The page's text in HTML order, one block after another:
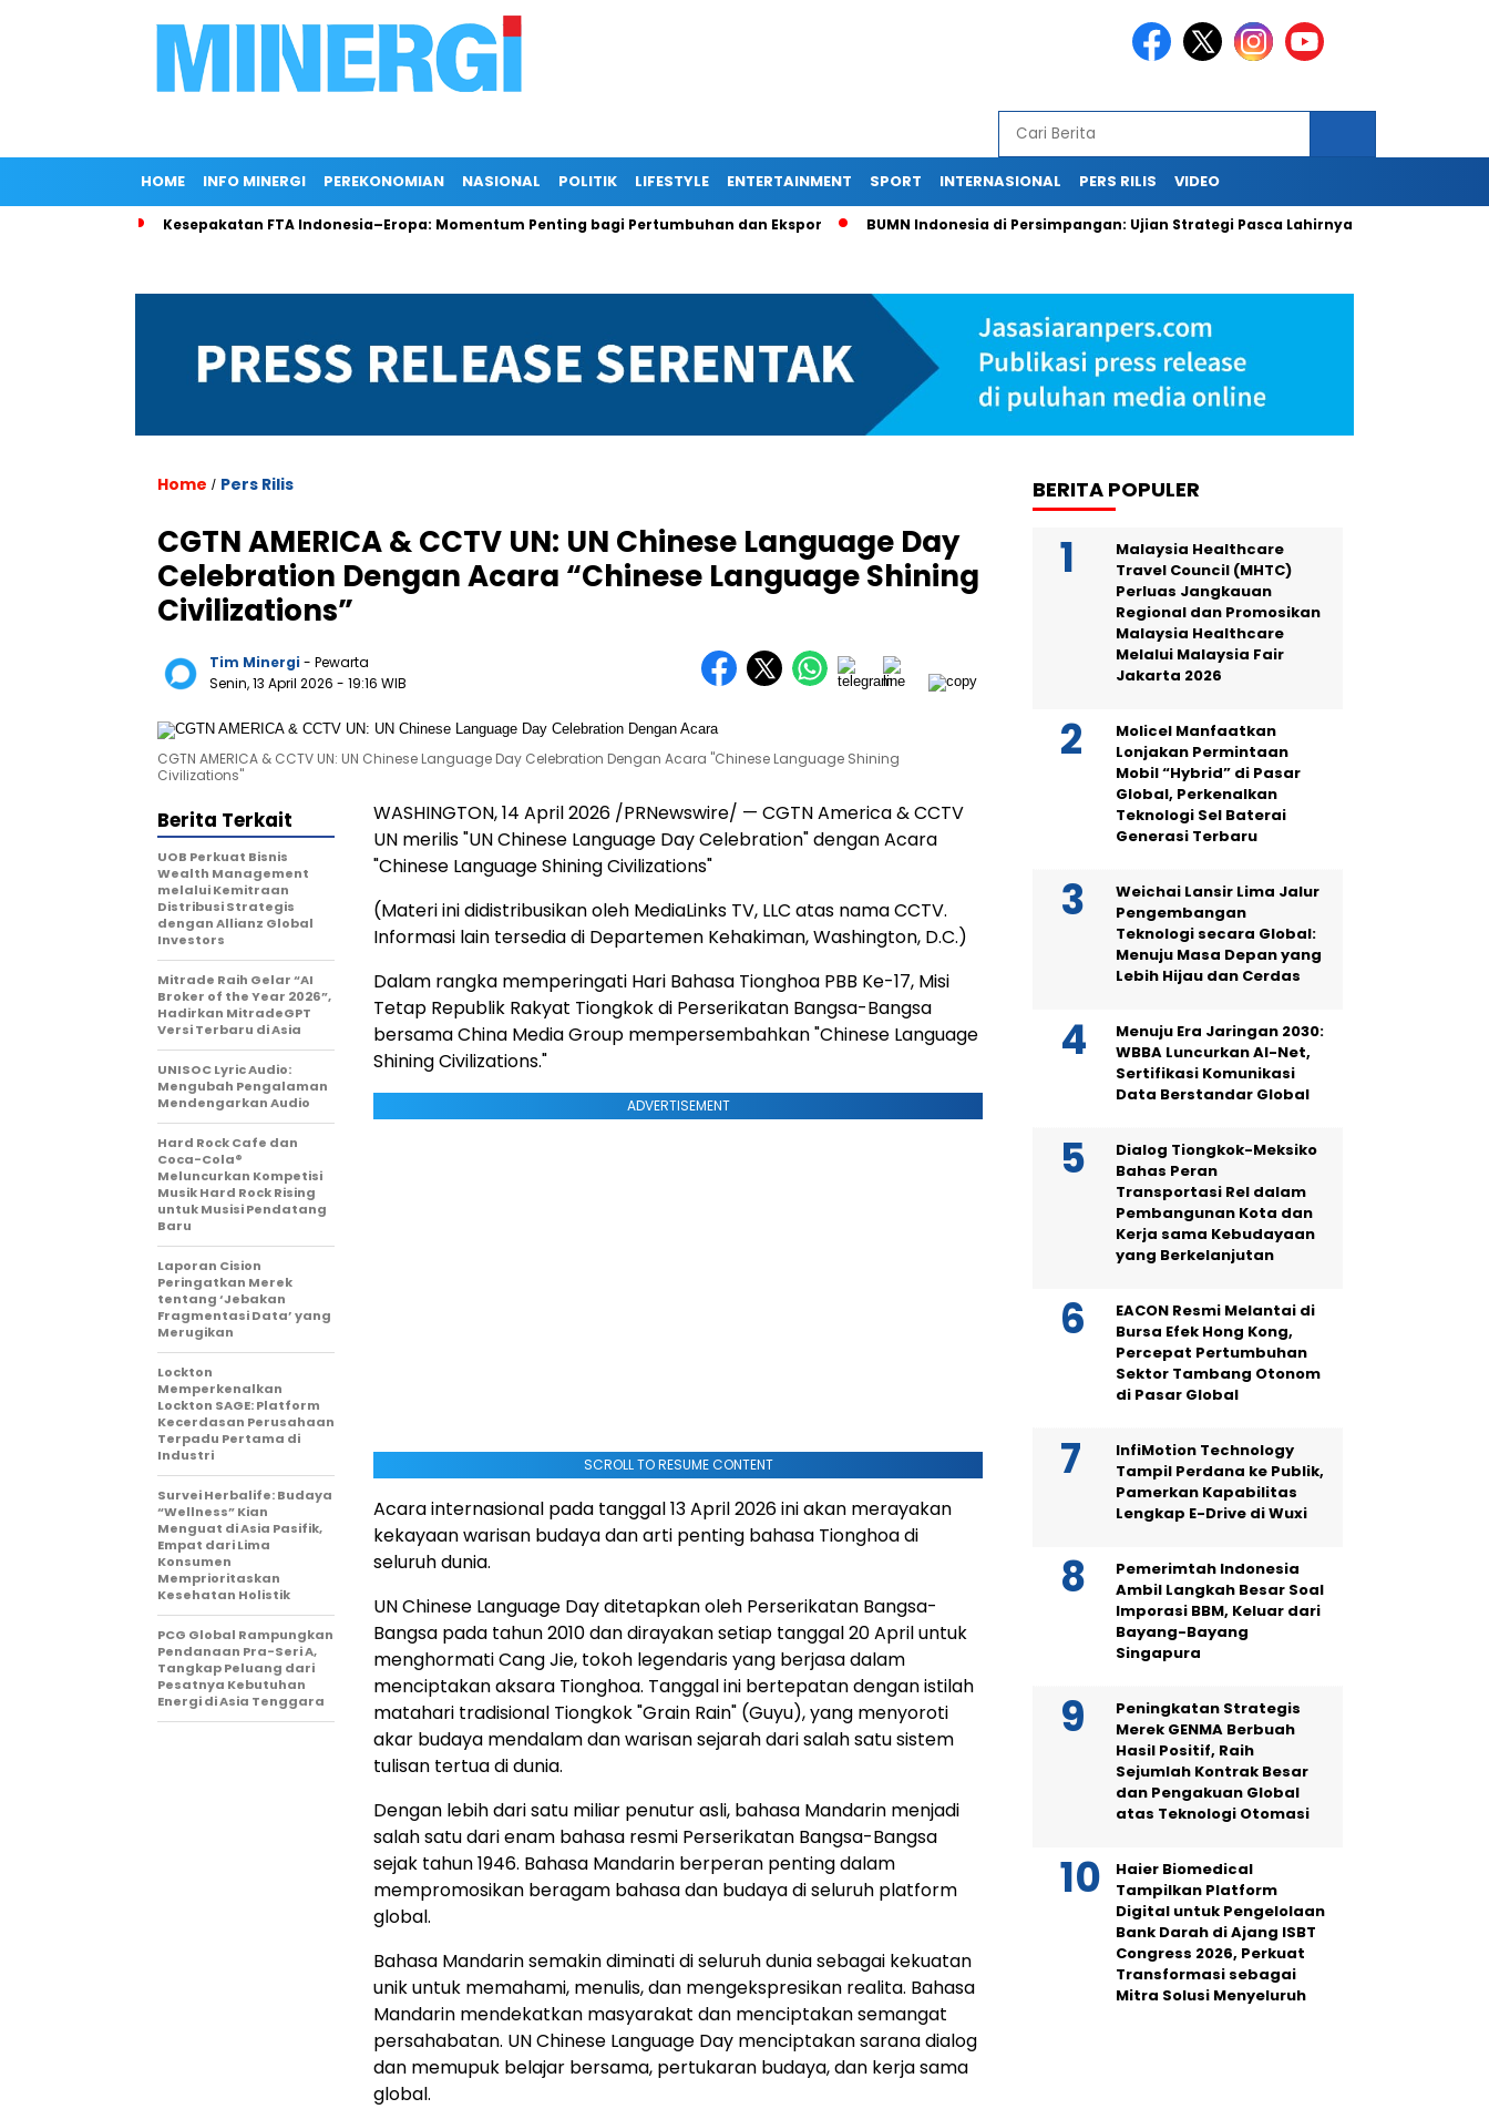
HOME INFO MINERGI PEREKONOMIAN NASIONAL POLITIK LIFESTYLE ENTERTAINMENT SPORT INTERNASIONAL PERS RILIS VIDEO
Kesepakatan FTA Indonesia–Eropa: Momentum Penting bagi Pertumbuhan dan Ekspor BUMN Indonesia di Persimpangan: Ujian Strategi Pasca Lahirnya Danantara
Home / Pers Rilis
CGTN AMERICA & CCTV UN: UN Chinese Language Day
Celebration Dengan Acara “Chinese Language Shining
Civilizations”
Tim Minergi - Pewarta
Senin, 13 April 2026 - 19:16 WIB
CGTN AMERICA & CCTV UN: UN Chinese Language Day Celebration Dengan Acara "Chinese Language Shining
Civilizations"
WASHINGTON,14 April 2026 /PRNewswire/ — CGTN America & CCTV
UN merilis "UN Chinese Language Day Celebration" dengan Acara
"Chinese Language Shining Civilizations"
(Materi ini didistribusikan oleh MediaLinks TV, LLC atas nama CCTV.
Informasi lain tersedia di Departemen Kehakiman, Washington, D.C.)
Dalam rangka memperingati Hari Bahasa Tionghoa PBB Ke-17, Misi
Tetap Republik Rakyat Tiongkok di Perserikatan Bangsa-Bangsa
bersama China Media Group mempersembahkan "Chinese Language
Shining Civilizations."
ADVERTISEMENT
SCROLL TO RESUME CONTENT
Acara internasional pada tanggal 13 April 2026 ini akan merayakan
kekayaan warisan budaya dan arti penting bahasa Tionghoa di
seluruh dunia.
UN Chinese Language Day ditetapkan oleh Perserikatan Bangsa-
Bangsa pada tahun 2010 dan dirayakan setiap tanggal 20 April untuk
menghormati Cang Jie, tokoh legendaris yang berjasa dalam
menciptakan aksara Tionghoa. Tanggal ini bertepatan dengan istilah
matahari tradisional Tiongkok "Grain Rain" (Guyu), yang menyoroti
akar budaya mendalam dan warisan sejarah dari salah satu sistem
tulisan tertua di dunia.
Dengan lebih dari satu miliar penutur asli, bahasa Mandarin menjadi
salah satu dari enam bahasa resmi Perserikatan Bangsa-Bangsa
sejak tahun 1946. Bahasa Mandarin berperan penting dalam
mempromosikan beragam bahasa dan budaya di seluruh platform
global.
Bahasa Mandarin semakin diminati di seluruh dunia sebagai kekuatan
unik untuk memahami, menulis, dan mengekspresikan realita. Bahasa
Mandarin mendekatkan masyarakat dan menciptakan semangat
persahabatan. UN Chinese Language Day menciptakan sarana dialog
dan memupuk belajar bersama, pertukaran budaya, dan kerja sama
global.
Berita Terkait
UOB Perkuat Bisnis
Wealth Management
melalui Kemitraan
Distribusi Strategis
dengan Allianz Global
Investors
Mitrade Raih Gelar “AI
Broker of the Year 2026”,
Hadirkan MitradeGPT
Versi Terbaru di Asia
UNISOC Lyric Audio:
Mengubah Pengalaman
Mendengarkan Audio
Hard Rock Cafe dan
Coca-Cola®
Meluncurkan Kompetisi
Musik Hard Rock Rising
untuk Musisi Pendatang
Baru
Laporan Cision
Peringatkan Merek
tentang ‘Jebakan
Fragmentasi Data’ yang
Merugikan
Lockton
Memperkenalkan
Lockton SAGE: Platform
Kecerdasan Perusahaan
Terpadu Pertama di
Industri
Survei Herbalife: Budaya
“Wellness” Kian
Menguat di Asia Pasifik,
Empat dari Lima
Konsumen
Memprioritaskan
Kesehatan Holistik
PCG Global Rampungkan
Pendanaan Pra-Seri A,
Tangkap Peluang dari
Pesatnya Kebutuhan
Energi di Asia Tenggara
BERITA POPULER
Malaysia Healthcare
Travel Council (MHTC)
Perluas Jangkauan
Regional dan Promosikan
Malaysia Healthcare
Melalui Malaysia Fair
Jakarta 2026
Molicel Manfaatkan
Lonjakan Permintaan
Mobil “Hybrid” di Pasar
Global, Perkenalkan
Teknologi Sel Baterai
Generasi Terbaru
Weichai Lansir Lima Jalur
Pengembangan
Teknologi secara Global:
Menuju Masa Depan yang
Lebih Hijau dan Cerdas
Menuju Era Jaringan 2030:
WBBA Luncurkan AI-Net,
Sertifikasi Komunikasi
Data Berstandar Global
Dialog Tiongkok-Meksiko
Bahas Peran
Transportasi Rel dalam
Pembangunan Kota dan
Kerja sama Kebudayaan
yang Berkelanjutan
EACON Resmi Melantai di
Bursa Efek Hong Kong,
Percepat Pertumbuhan
Sektor Tambang Otonom
di Pasar Global
InfiMotion Technology
Tampil Perdana ke Publik,
Pamerkan Kapabilitas
Lengkap E-Drive di Wuxi
Pemerimtah Indonesia
Ambil Langkah Besar Soal
Imporasi BBM, Keluar dari
Bayang-Bayang
Singapura
Peningkatan Strategis
Merek GENMA Berbuah
Hasil Positif, Raih
Sejumlah Kontrak Besar
dan Pengakuan Global
atas Teknologi Otomasi
Haier Biomedical
Tampilkan Platform
Digital untuk Pengelolaan
Bank Darah di Ajang ISBT
Congress 2026, Perkuat
Transformasi sebagai
Mitra Solusi Menyeluruh